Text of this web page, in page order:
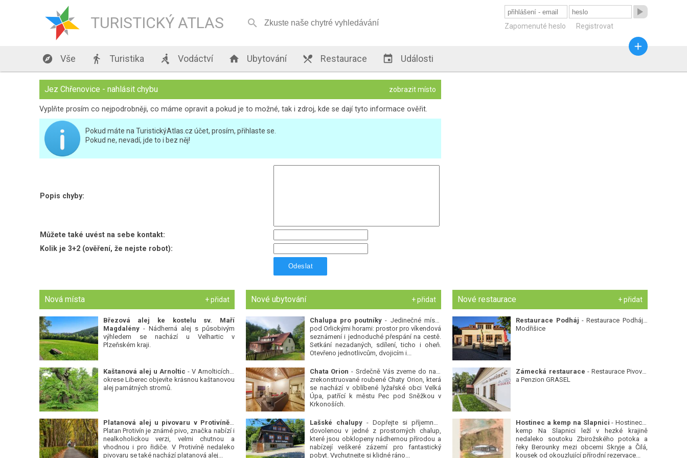
TURISTICKÝ ATLAS 

Zapomenuté heslo Registrovat
 Vše  Turistika  Vodáctví  Ubytování  Restaurace  Události

Jez Chřenovice - nahlásit chybu zobrazit místo
Vyplňte prosím co nejpodrobněji, co máme opravit a pokud je to možné, tak i zdroj, kde se dají tyto informace ověřit.
Pokud máte na TuristickýAtlas.cz účet, prosím, přihlaste se.
Pokud ne, nevadí, jde to i bez něj!
Popis chyby:
Můžete také uvést na sebe kontakt:
Kolik je 3+2 (ověření, že nejste robot):
Odeslat
Nová místa + přidat
Březová alej ke kostelu sv. Maří
Magdalény- Nádherná alej s působivým
výhledem se nachází u Velhartic v
Plzeňském kraji.
Kaštanová alej u Arnoltic - V Arnolticích v
okrese Liberec objevíte krásnou kaštanovou
alej památných stromů.
Platanová alej u pivovaru v Protivíně
-
Platan Protivín je známé pivo, značka nabízí i
nealkoholickou verzi, velmi chutnou a
vhodnou i pro řidiče. V Protivíně nedaleko
pivovaru se také nachází platanová alej...
Nové ubytování + přidat
Chalupa pro poutníky - Jedinečné místo
pod Orlickými horami: prostor pro víkendová
seznámení i jednoduché přespání na cestě.
Setkání nezadaných, sdílení, ticho i oheň.
Otevřeno jednotlivcům, dvojicím i...
Chata Orion - Srdečně Vás zveme do naší
zrekonstruované roubené Chaty Orion, která
se nachází v oblíbené lyžařské obci Velká
Úpa, patřící k městu Pec pod Sněžkou v
Krkonoších.
Lašské chalupy- Dopřejte si příjemnou
dovolenou v jedné z prostorných chalup,
které jsou obklopeny nádhernou přírodou a
nabízejí veškeré zázemí pro fantastický
pobyt. Vychutnejte si klidné ráno...
Nové restaurace + přidat
Restaurace Podháj - Restaurace Podháj -
Modřišice
Zámecká restaurace - Restaurace Pivovar
a Penzion GRASEL
Hostinec a kemp na Slapnici - Hostinec a
kemp Na Slapnici leží v hezké krajině
nedaleko soutoku Zbirožského potoka a
řeky Berounky mezi obcemi Skryje a Čilá,
kousek od okouzlující přírodní rezervace...